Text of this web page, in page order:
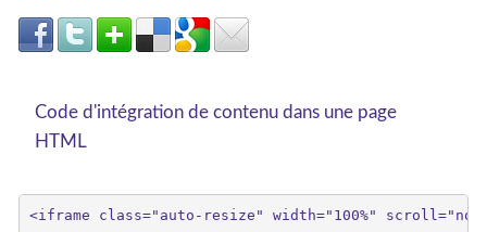
Code d'intégration de contenu dans une page
HTML